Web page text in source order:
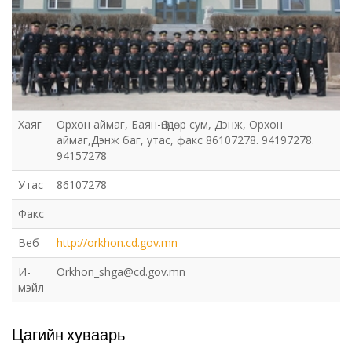
Хаяг
Орхон аймаг, Баян-Өндөр сум, Дэнж, Орхон
аймаг,Дэнж баг, утас, факс 86107278. 94197278.
94157278
Утас
86107278
Факс
Веб
http://orkhon.cd.gov.mn
И-
мэйл
Orkhon_shga@cd.gov.mn
Цагийн хуваарь